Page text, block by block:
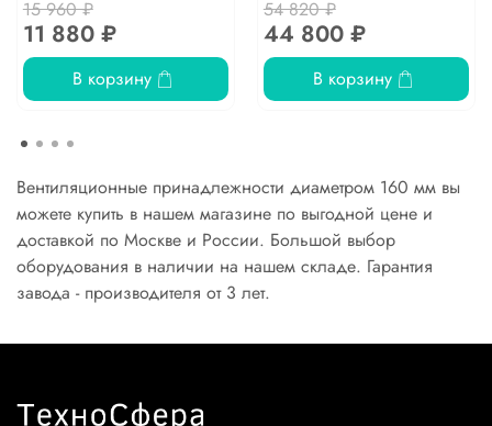
15 960 ₽
11 880 ₽
В корзину
54 820 ₽
44 800 ₽
В корзину
Вентиляционные принадлежности диаметром 160 мм вы
можете купить в нашем магазине по выгодной цене и
доставкой по Москве и России. Большой выбор
оборудования в наличии на нашем складе. Гарантия
завода - производителя от 3 лет.